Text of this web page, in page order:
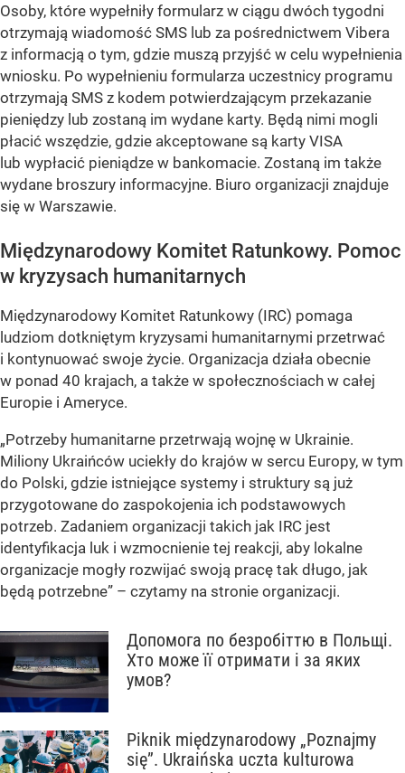
Osoby, które wypełniły formularz w ciągu dwóch tygodni
otrzymają wiadomość SMS lub za pośrednictwem Vibera
z informacją o tym, gdzie muszą przyjść w celu wypełnienia
wniosku. Po wypełnieniu formularza uczestnicy programu
otrzymają SMS z kodem potwierdzającym przekazanie
pieniędzy lub zostaną im wydane karty. Będą nimi mogli
płacić wszędzie, gdzie akceptowane są karty VISA
lub wypłacić pieniądze w bankomacie. Zostaną im także
wydane broszury informacyjne. Biuro organizacji znajduje
się w Warszawie.
Międzynarodowy Komitet Ratunkowy. Pomoc
w kryzysach humanitarnych
Międzynarodowy Komitet Ratunkowy (IRC) pomaga
ludziom dotkniętym kryzysami humanitarnymi przetrwać
i kontynuować swoje życie. Organizacja działa obecnie
w ponad 40 krajach, a także w społecznościach w całej
Europie i Ameryce.
„Potrzeby humanitarne przetrwają wojnę w Ukrainie.
Miliony Ukraińców uciekły do krajów w sercu Europy, w tym
do Polski, gdzie istniejące systemy i struktury są już
przygotowane do zaspokojenia ich podstawowych
potrzeb. Zadaniem organizacji takich jak IRC jest
identyfikacja luk i wzmocnienie tej reakcji, aby lokalne
organizacje mogły rozwijać swoją pracę tak długo, jak
będą potrzebne” – czytamy na stronie organizacji.
Допомога по безробіттю в Польщі.
Хто може її отримати і за яких
умов?
Piknik międzynarodowy „Poznajmy
się”. Ukraińska uczta kulturowa